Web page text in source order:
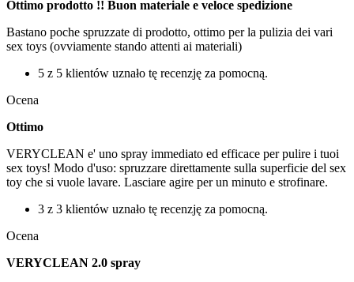
Ottimo prodotto !! Buon materiale e veloce spedizione
Bastano poche spruzzate di prodotto, ottimo per la pulizia dei vari
sex toys (ovviamente stando attenti ai materiali)
5 z 5 klientów uznało tę recenzję za pomocną.
Ocena
Ottimo
VERYCLEAN e' uno spray immediato ed efficace per pulire i tuoi
sex toys! Modo d'uso: spruzzare direttamente sulla superficie del sex
toy che si vuole lavare. Lasciare agire per un minuto e strofinare.
3 z 3 klientów uznało tę recenzję za pomocną.
Ocena
VERYCLEAN 2.0 spray